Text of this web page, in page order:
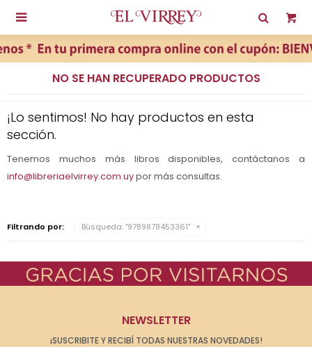

NO SE HAN RECUPERADO PRODUCTOS
¡Lo sentimos! No hay productos en esta
sección.
Tenemos muchos más libros disponibles, contáctanos a
info@libreriaelvirrey.com.uypor más consultas.
Filtrando por: Búsqueda: "9789878453361"
NEWSLETTER
¡SUSCRIBITE Y RECIBÍ TODAS NUESTRAS NOVEDADES!